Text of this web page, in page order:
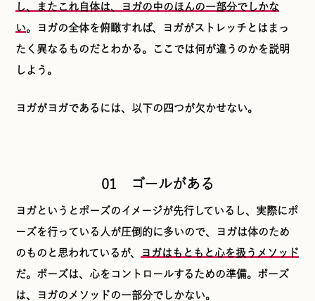
し、またこれ自体は、ヨガの中のほんの一部分でしかな
い。ヨガの全体を俯瞰すれば、ヨガがストレッチとはまっ
たく異なるものだとわかる。ここでは何が違うのかを説明
しよう。
ヨガがヨガであるには、以下の四つが欠かせない。
01 ゴールがある
ヨガというとポーズのイメージが先行しているし、実際にポ
ーズを行っている人が圧倒的に多いので、ヨガは体のため
のものと思われているが、
ヨガはもともと心を扱うメソッド
だ。ポーズは、心をコントロールするための準備。ポーズ
は、ヨガのメソッドの一部分でしかない。